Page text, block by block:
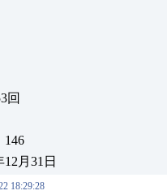
回
146
月31日
18:29:28